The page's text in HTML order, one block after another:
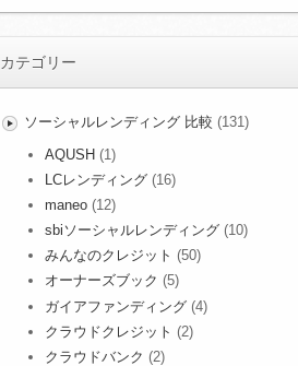
カテゴリー
ソーシャルレンディング 比較 (131)
AQUSH (1)
LCレンディング (16)
maneo (12)
sbiソーシャルレンディング (10)
みんなのクレジット (50)
オーナーズブック (5)
ガイアファンディング (4)
クラウドクレジット (2)
クラウドバンク (2)